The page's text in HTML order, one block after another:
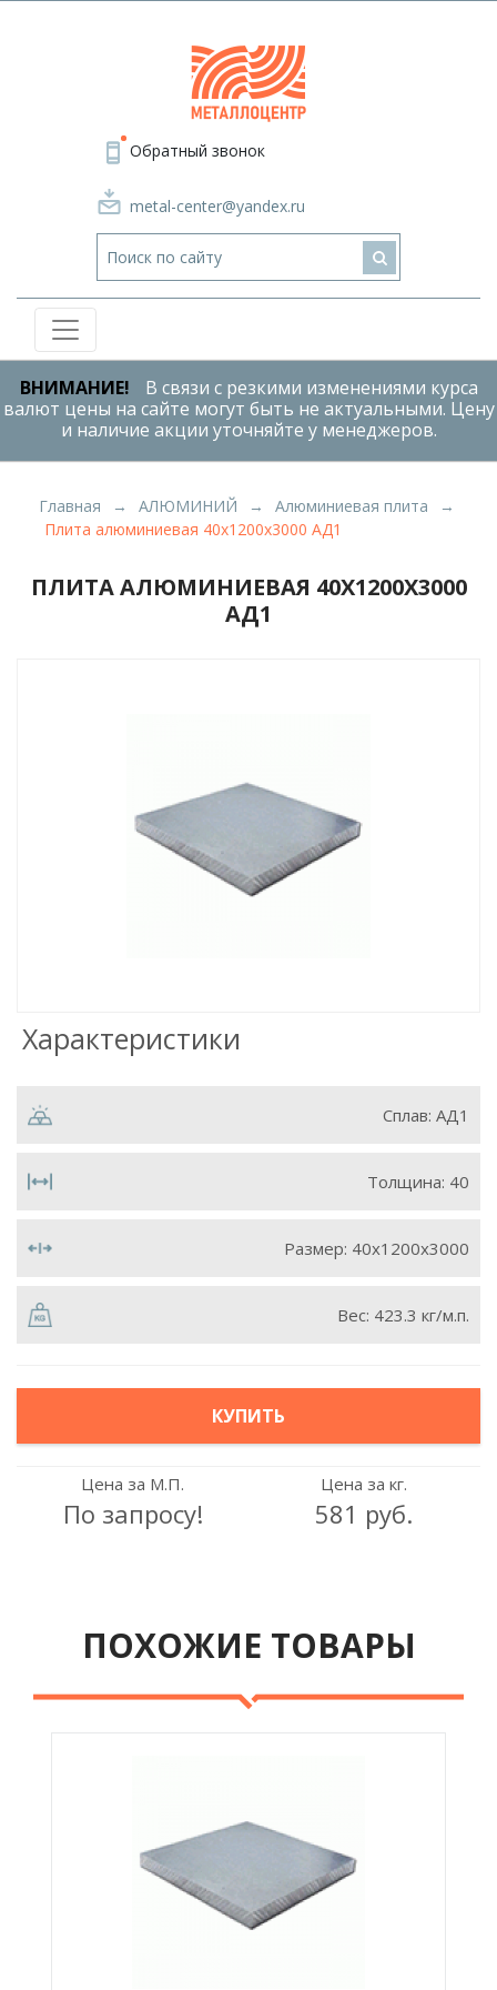
Обратный звонок
metal-center@yandex.ru
ВНИМАНИЕ!
В связи с резкими изменениями курса
валют цены на сайте могут быть не актуальными. Цену
и наличие акции уточняйте у менеджеров.
Главная АЛЮМИНИЙ
Алюминиевая плита
Плита алюминиевая 40х1200х3000 АД1
ПЛИТА АЛЮМИНИЕВАЯ 40Х1200Х3000
АД1
Характеристики
Сплав: АД1
Толщина: 40
Размер: 40х1200х3000
Вес: 423.3 кг/м.п.
КУПИТЬ
Цена за М.П.
По запросу!
Цена за кг.
581 руб.
ПОХОЖИЕ ТОВАРЫ